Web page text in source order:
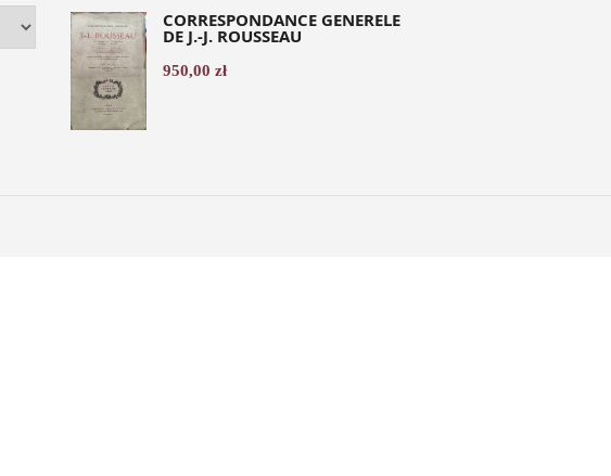
CORRESPONDANCE GENERELE
DE J.-J. ROUSSEAU
950,00 zł